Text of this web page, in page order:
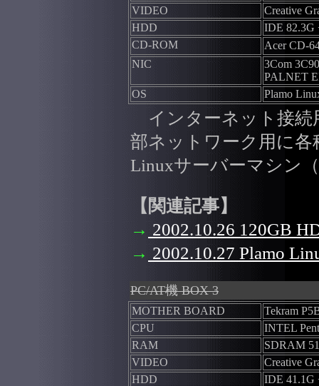
VIDEO
Creative
HDD
IDE 82.3G
CD-ROM
Acer CD-
NIC
3Com
PALNET
OS
Plamo
インターネット接続
部ネットワーク用に
Linuxサーバーマシン
【関連記事】
→ 2002.10.26 120GB
→ 2002.10.27 Plamo
PC/AT機 BOX 3
MOTHER BOARD
Tekram
CPU
INTEL
RAM
SDRAM
VIDEO
Creative
HDD
IDE 41.1G